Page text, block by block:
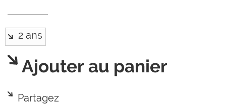
Ajouter au panier
Partagez